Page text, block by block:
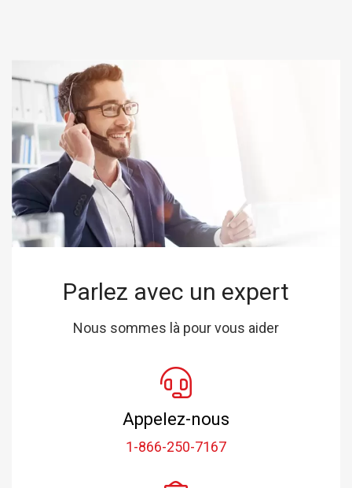
Parlez avec un expert
Nous sommes là pour vous aider
Appelez-nous
1-866-250-7167